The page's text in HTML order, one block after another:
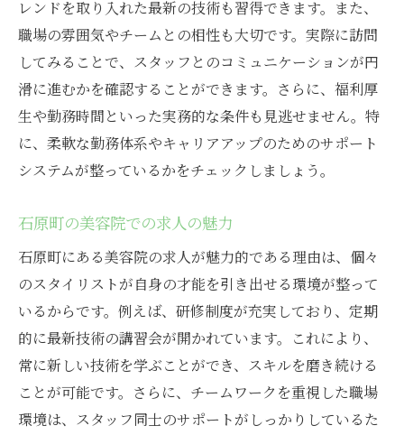
レンドを取り入れた最新の技術も習得できます。また、
職場の雰囲気やチームとの相性も大切です。実際に訪問
してみることで、スタッフとのコミュニケーションが円
滑に進むかを確認することができます。さらに、福利厚
生や勤務時間といった実務的な条件も見逃せません。特
に、柔軟な勤務体系やキャリアアップのためのサポート
システムが整っているかをチェックしましょう。
石原町の美容院での求人の魅力
石原町にある美容院の求人が魅力的である理由は、個々
のスタイリストが自身の才能を引き出せる環境が整って
いるからです。例えば、研修制度が充実しており、定期
的に最新技術の講習会が開かれています。これにより、
常に新しい技術を学ぶことができ、スキルを磨き続ける
ことが可能です。さらに、チームワークを重視した職場
環境は、スタッフ同士のサポートがしっかりしているた